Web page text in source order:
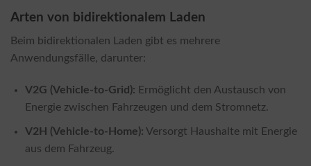
Arten von bidirektionalem Laden
Beim bidirektionalen Laden gibt es mehrere
Anwendungsfälle, darunter:
V2G (Vehicle-to-Grid): Ermöglicht den Austausch von
Energie zwischen Fahrzeugen und dem Stromnetz.
V2H (Vehicle-to-Home): Versorgt Haushalte mit Energie
aus dem Fahrzeug.